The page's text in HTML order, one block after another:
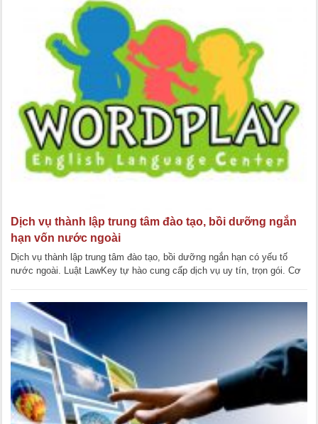
Dịch vụ thành lập trung tâm đào tạo, bồi dưỡng ngắn
hạn vốn nước ngoài
Dịch vụ thành lập trung tâm đào tạo, bồi dưỡng ngắn hạn có yếu tố
nước ngoài. Luật LawKey tự hào cung cấp dịch vụ uy tín, trọn gói. Cơ